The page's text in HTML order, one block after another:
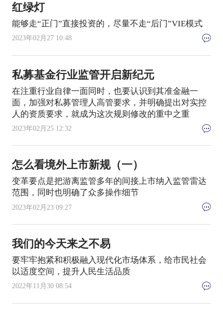
红绿灯
能够走“正门”直接投资的，尽量不走“后门”VIE模式
2023年02月27 10:48
私募基金行业监管开启新纪元
在注重行业自律一面同时，也要认识到其准金融一
面，加强对私募管理人高管要求，并明确提出对实控
人的资质要求，就成为这次规则修改的重中之重
2023年02月25 12:32
怎么看境外上市新规（一）
变革要点是把游离监管多年的间接上市纳入监管雷达
范围，同时也明确了众多操作细节
2023年02月23 09:27
我们的今天来之不易
要牢牢抱紧和积极融入现代化市场体系，给市民社会
以适度空间，提升人民生活品质
2022年11月30 08:54